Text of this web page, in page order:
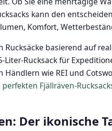
kann den
Komfort,
Rucksäcke basierend auf
Liter-Rucksack für
Händlern wie REI und
Fjällräven-
Der ikonische